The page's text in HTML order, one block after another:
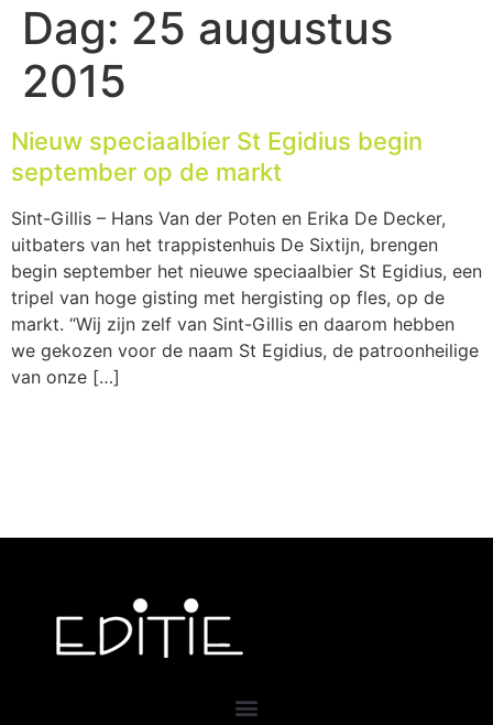
Dag: 25 augustus
2015
Nieuw speciaalbier St Egidius begin
september op de markt
Sint-Gillis – Hans Van der Poten en Erika De Decker,
uitbaters van het trappistenhuis De Sixtijn, brengen
begin september het nieuwe speciaalbier St Egidius, een
tripel van hoge gisting met hergisting op fles, op de
markt. “Wij zijn zelf van Sint-Gillis en daarom hebben
we gekozen voor de naam St Egidius, de patroonheilige
van onze […]